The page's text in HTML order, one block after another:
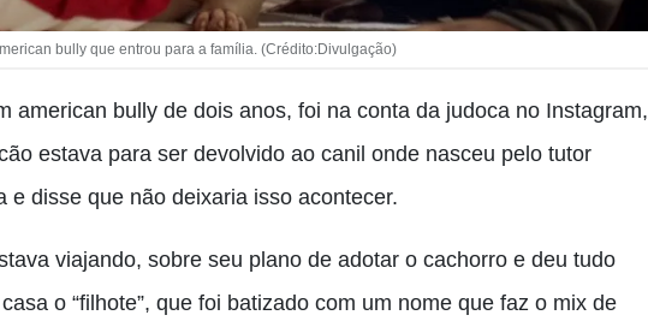
bully que entrou para a família. (Crédito:Divulgação)
american bully de dois anos, foi na conta da judoca no Instagram,
estava para ser devolvido ao canil onde nasceu pelo tutor
e disse que não deixaria isso acontecer.
viajando, sobre seu plano de adotar o cachorro e deu tudo
o “filhote”, que foi batizado com um nome que faz o mix de